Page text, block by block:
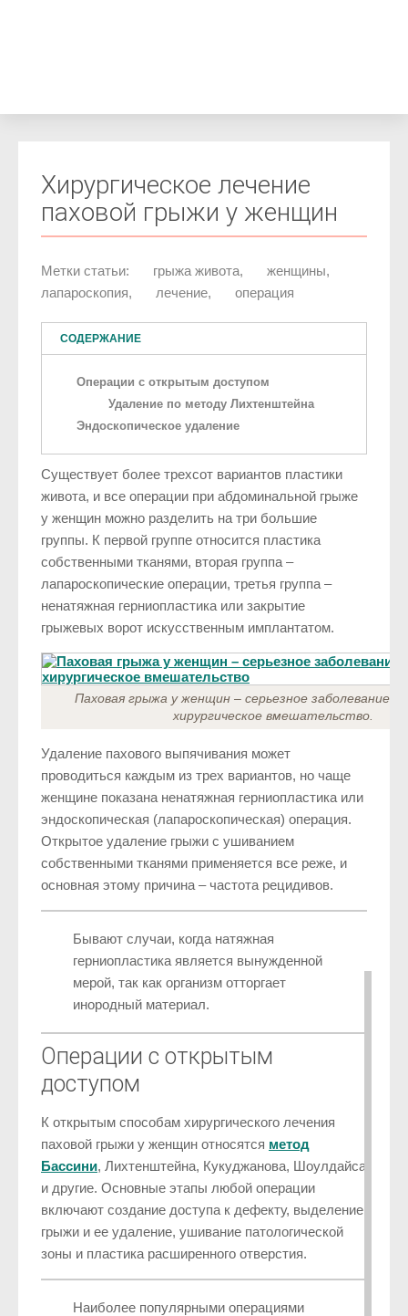
Хирургическое лечение
паховой грыжи у женщин
Метки статьи: грыжа живота, женщины,
лапароскопия, лечение, операция
СОДЕРЖАНИЕ
Операции с открытым доступом
Удаление по методу Лихтенштейна
Эндоскопическое удаление
Существует более трехсот вариантов пластики
живота, и все операции при абдоминальной грыже
у женщин можно разделить на три большие
группы. К первой группе относится пластика
собственными тканями, вторая группа –
лапароскопические операции, третья группа –
ненатяжная герниопластика или закрытие
грыжевых ворот искусственным имплантатом.
Паховая грыжа у женщин – серьезное заболевание,
хирургическое вмешательство.
Удаление пахового выпячивания может
проводиться каждым из трех вариантов, но чаще
женщине показана ненатяжная герниопластика или
эндоскопическая (лапароскопическая) операция.
Открытое удаление грыжи с ушиванием
собственными тканями применяется все реже, и
основная этому причина – частота рецидивов.
Бывают случаи, когда натяжная
герниопластика является вынужденной
мерой, так как организм отторгает
инородный материал.
Операции с открытым
доступом
К открытым способам хирургического лечения
паховой грыжи у женщин относятся метод
Бассини, Лихтенштейна, Кукуджанова, Шоулдайса
и другие. Основные этапы любой операции
включают создание доступа к дефекту, выделение
грыжи и ее удаление, ушивание патологической
зоны и пластика расширенного отверстия.
Наиболее популярными операциями